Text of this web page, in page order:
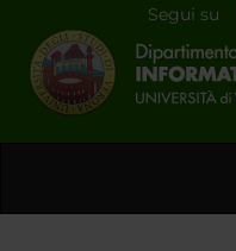
Segui su